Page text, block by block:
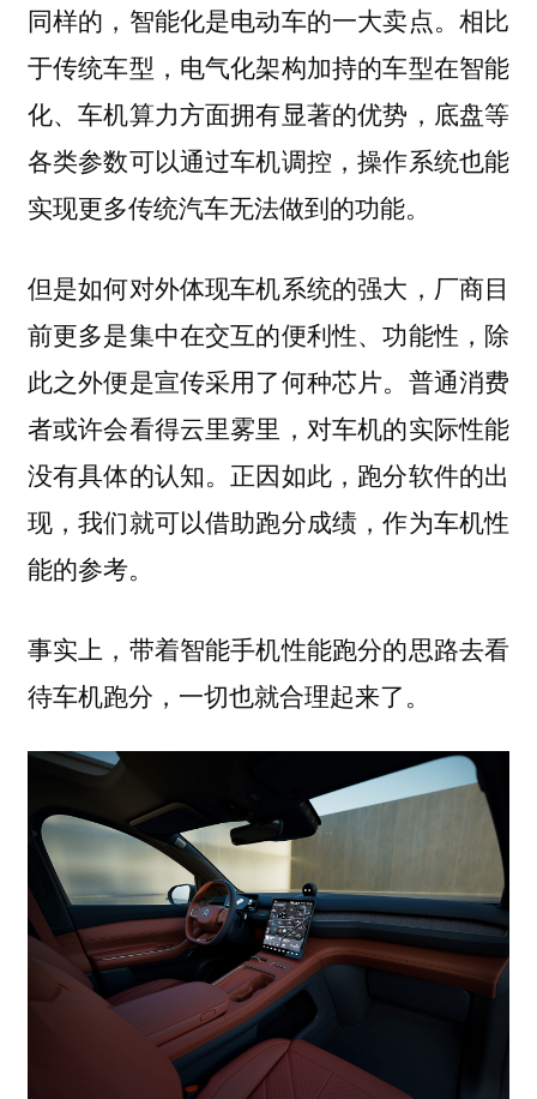
同样的，智能化是电动车的一大卖点。相比
于传统车型，电气化架构加持的车型在智能
化、车机算力方面拥有显著的优势，底盘等
各类参数可以通过车机调控，操作系统也能
实现更多传统汽车无法做到的功能。
但是如何对外体现车机系统的强大，厂商目
前更多是集中在交互的便利性、功能性，除
此之外便是宣传采用了何种芯片。 普通消费
者或许会看得云里雾里，对车机的实际性能
没有具体的认知。正因如此，跑分软件的出
现，我们就可以借助跑分成绩，作为车机性
能的参考。
事实上，带着智能手机性能跑分的思路去看
待车机跑分，一切也就合理起来了。